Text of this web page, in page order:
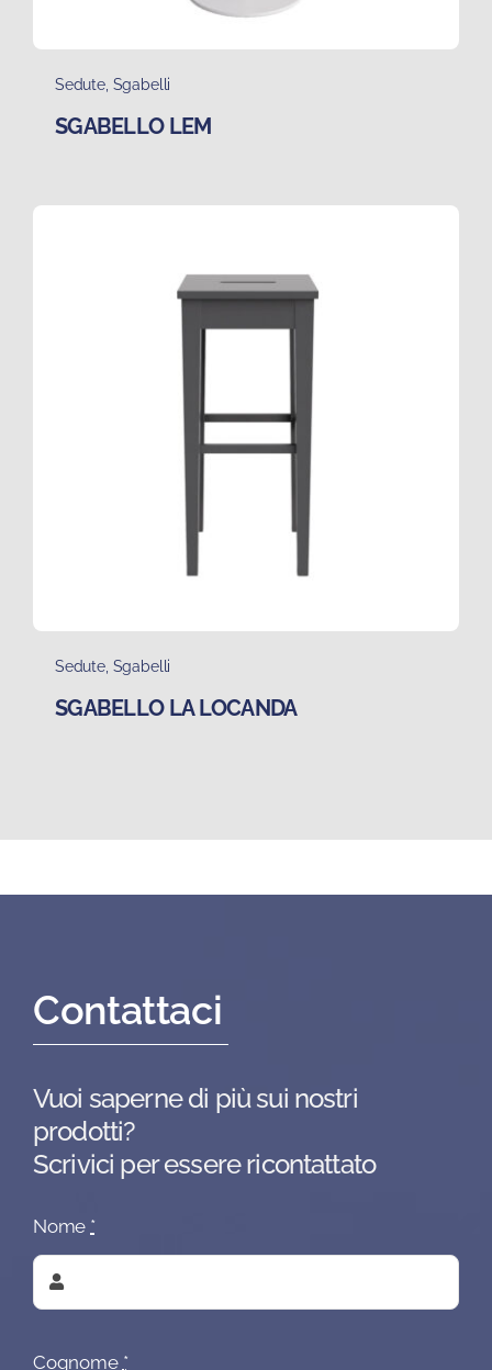
Sedute, Sgabelli
SGABELLO LEM
Sedute, Sgabelli
SGABELLO LA LOCANDA
Contattaci
Vuoi saperne di più sui nostri
prodotti?
Scrivici per essere ricontattato
Nome *
Cognome *